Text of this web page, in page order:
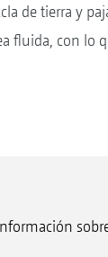
de tierra y
fluida, con lo